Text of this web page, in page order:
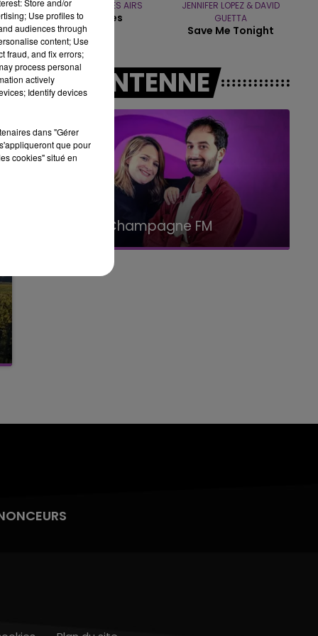
14h00 - 15h00
LA RADIO POP
BOULEVARD DES AIRS
Bruxelles
JENNIFER LOPEZ & DAVID
GUETTA
Save Me Tonight
A L'ANTENNE
Le Club Champagne FM
Store and/or
Use profiles to
audiences through
content; Use
fraud, and fix errors;
process personal
actively
Identify devices
dans "Gérer
que pour
cookies" situé en